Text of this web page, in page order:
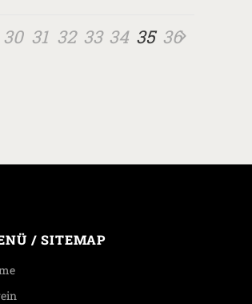
30 31 32 33 34 35 36
/ SITEMAP